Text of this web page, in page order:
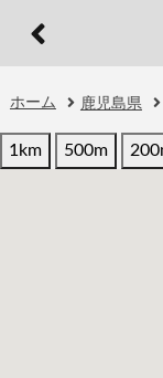
ホーム 鹿児島県
1km 500m